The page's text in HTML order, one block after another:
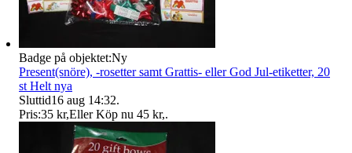
Badge på objektet:Ny
Present(snöre), -rosetter samt Grattis- eller God Jul-etiketter, 20
st Helt nya
Sluttid16 aug 14:32.
Pris:35 kr,Eller Köp nu 45 kr,.